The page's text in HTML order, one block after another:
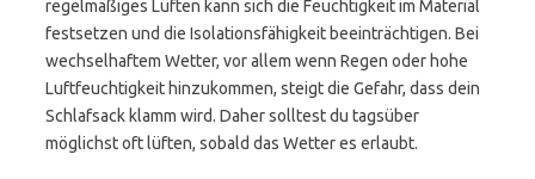
regelmäßiges Lüften kann sich die Feuchtigkeit im Material
festsetzen und die Isolationsfähigkeit beeinträchtigen. Bei
wechselhaftem Wetter, vor allem wenn Regen oder hohe
Luftfeuchtigkeit hinzukommen, steigt die Gefahr, dass dein
Schlafsack klamm wird. Daher solltest du tagsüber
möglichst oft lüften, sobald das Wetter es erlaubt.